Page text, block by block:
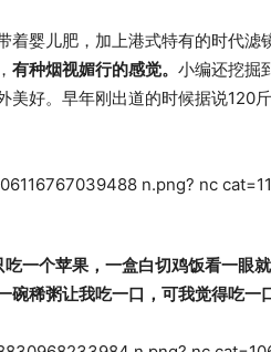
着婴儿肥，加上港式特有的时代滤
有种烟视媚行的感觉。 小编还挖掘
美好。早年刚出道的时候据说120
吃一个苹果，一盒白切鸡饭看一眼
稀粥让我吃一口，可我觉得吃一